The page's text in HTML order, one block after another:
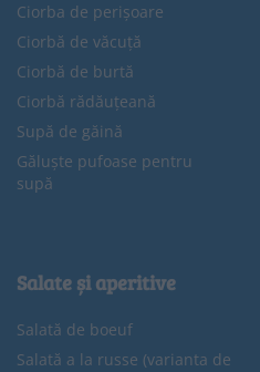
Ciorba de perișoare
Ciorbă de văcuță
Ciorbă de burtă
Ciorbă rădăuțeană
Supă de găină
Găluște pufoase pentru
supă
Salate și aperitive
Salată de boeuf
Salată a la russe (varianta de